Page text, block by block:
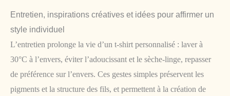
Entretien, inspirations créatives et idées pour affirmer un
style individuel
L’entretien prolonge la vie d’un t-shirt personnalisé : laver à
30°C à l’envers, éviter l’adoucissant et le sèche-linge, repasser
de préférence sur l’envers. Ces gestes simples préservent les
pigments et la structure des fils, et permettent à la création de